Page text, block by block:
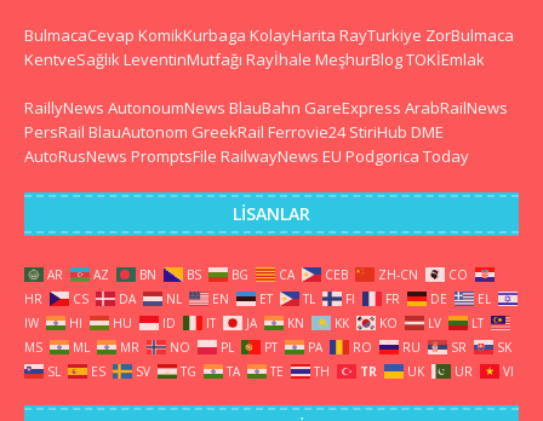
BulmacaCevap KomikKurbaga KolayHarita RayTurkiye ZorBulmaca
KentveSağlık LeventinMutfağı Rayİhale MeşhurBlogTOKİEmlak
RaillyNews AutonoumNews BlauBahn GareExpress ArabRailNews
PersRail BlauAutonom GreekRail Ferrovie24 StiriHub DME
AutoRusNews PromptsFile RailwayNews EU Podgorica Today
LISANLAR
AR AZ BN BS BG CA CEB ZH-CN
CO
HR
CS DA NL EN ET TL FI FR DE
EL
IW
HI HU ID IT JA KN KK KO LV
LT
MS
ML MR NO PL PT PA RO RU SR
SK
SL
ES SV TG TA TE TH TR UK UR VI